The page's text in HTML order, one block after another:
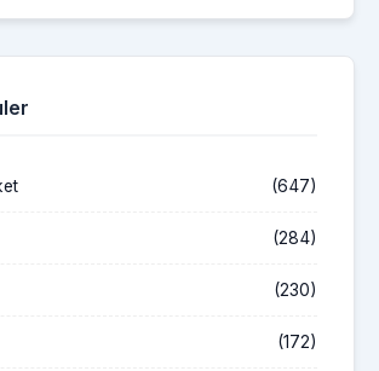
(647)
(284)
(230)
(172)